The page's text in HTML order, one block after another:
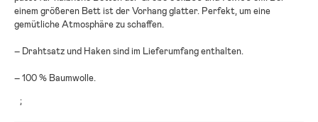
einem größeren Bett ist der Vorhang glatter. Perfekt, um eine
gemütliche Atmosphäre zu schaffen.
– Drahtsatz und Haken sind im Lieferumfang enthalten.
– 100 % Baumwolle.
;